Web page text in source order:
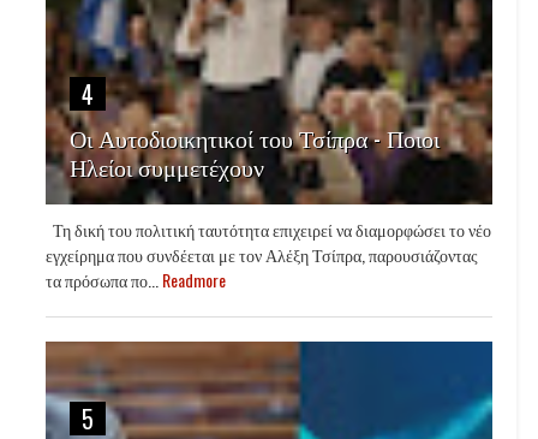
4
Οι Αυτοδιοικητικοί του Τσίπρα - Ποιοι
Ηλείοι συμμετέχουν
Τη δική του πολιτική ταυτότητα επιχειρεί να διαμορφώσει το νέο
εγχείρημα που συνδέεται με τον Αλέξη Τσίπρα, παρουσιάζοντας
τα πρόσωπα πο... Readmore
5